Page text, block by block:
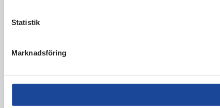
Statistik
Marknadsföring